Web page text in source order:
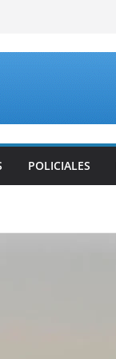
POLICIALES